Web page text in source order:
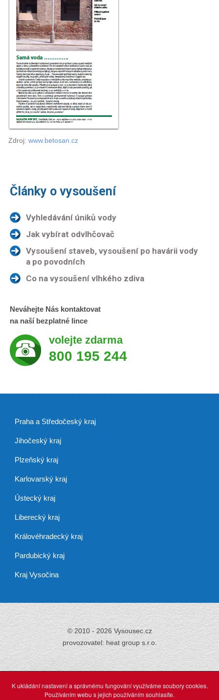
Zdroj: www.betosan.cz
Články o vysoušení
Vyhledávání úniků vody
Jak vybírat odvlhčovač
Vysoušení staveb, vysoušení po havárii vody
a po povodních
Co na vysoušení vlhkého zdiva
Neváhejte Nás kontaktovat
na naší bezplatné lince
volejte zdarma
800 195 244
Praha a Středočeský kraj
Jihočeský kraj
Plzeňský kraj
Karlovarský kraj
Ústecký kraj
Liberecký kraj
Královéhradecký kraj
Pardubický kraj
Kraj Vysočina
© 2010 - 2026 Vysousec.cz
provozovatel: heat group s.r.o.
Již přes 30 letzajišťujeme odstraňování
vlhkosti,
K ukládání nastavení a správnému fungování využíváme soubory cookies.
Používáním webu s jejich používáním souhlasíte.